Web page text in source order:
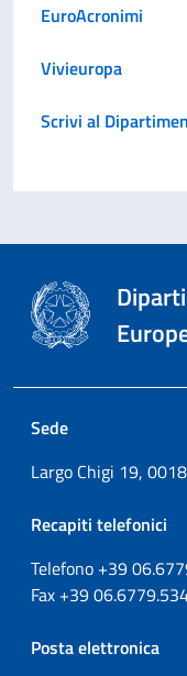
EuroAcronimi
Vivieuropa
Scrivi al
Sede
Largo Chigi 19,
Recapiti telefonici
Telefono +39
Fax +39
Posta elettronica